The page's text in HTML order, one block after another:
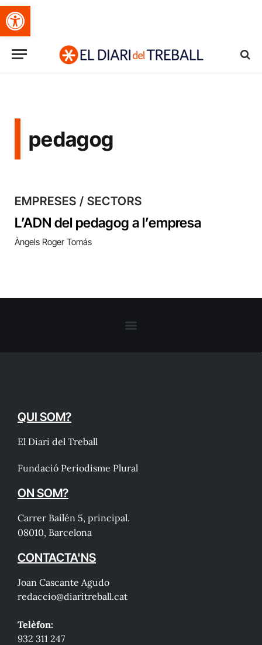
Obre la barra d'eines
pedagog
EMPRESES / SECTORS
L’ADN del pedagog a l’empresa
Àngels Roger Tomás
QUI SOM?
El Diari del Treball
Fundació Periodisme Plural
ON SOM?
Carrer Bailén 5, principal.
08010, Barcelona
CONTACTA'NS
Joan Cascante Agudo
redaccio@diaritreball.cat
Telèfon:
932 311 247